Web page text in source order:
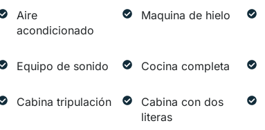
Aire
acondicionado
Maquina de hielo
Equipo de sonido Cocina completa
Cabina tripulación
Cabina con dos
literas